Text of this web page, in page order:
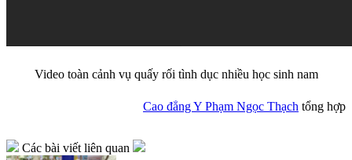
Video toàn cảnh vụ quấy rối tình dục nhiều học sinh nam
Cao đẳng Y Phạm Ngọc Thạch tổng hợp
Các bài viết liên quan